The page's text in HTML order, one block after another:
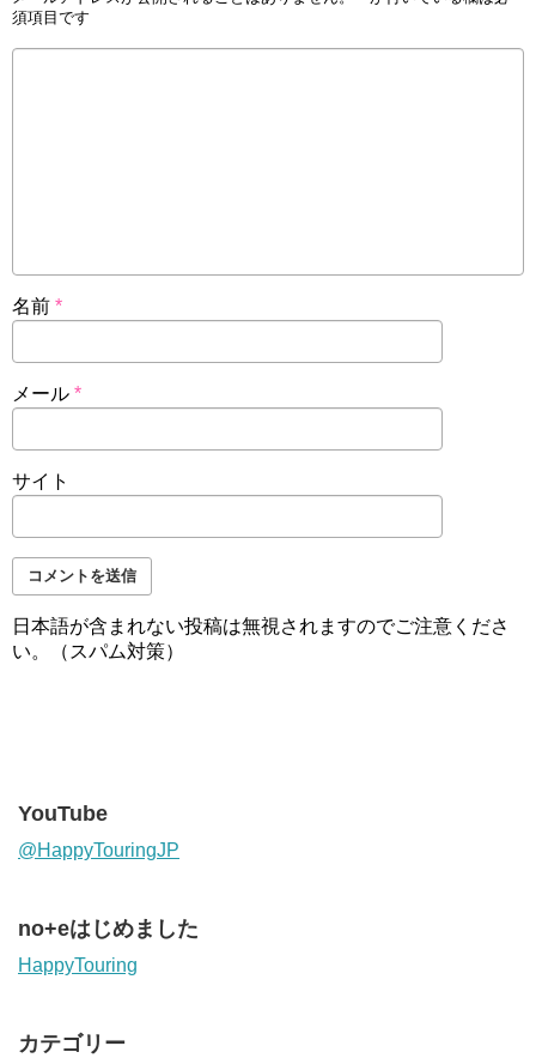
須項目です
名前 *
メール *
サイト
日本語が含まれない投稿は無視されますのでご注意くださ
い。（スパム対策）
YouTube
@HappyTouringJP
no+eはじめました
HappyTouring
カテゴリー